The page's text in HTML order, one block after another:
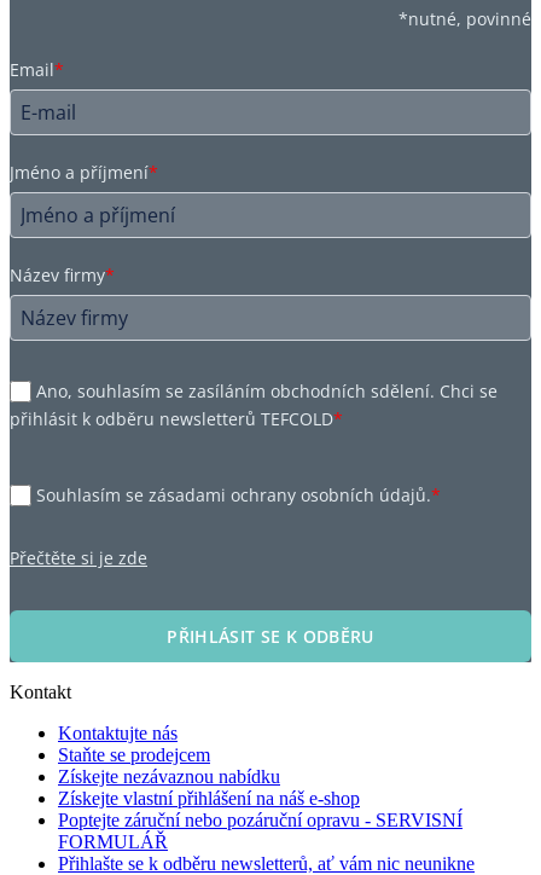
*nutné, povinné
Email*
Jméno a příjmení*
Název firmy*
Ano, souhlasím se zasíláním obchodních sdělení. Chci se
přihlásit k odběru newsletterů TEFCOLD*
Souhlasím se zásadami ochrany osobních údajů.*
Přečtěte si je zde
PŘIHLÁSIT SE K ODBĚRU
Kontakt
Kontaktujte nás
Staňte se prodejcem
Získejte nezávaznou nabídku
Získejte vlastní přihlášení na náš e-shop
Poptejte záruční nebo pozáruční opravu - SERVISNÍ
FORMULÁŘ
Přihlašte se k odběru newsletterů, ať vám nic neunikne